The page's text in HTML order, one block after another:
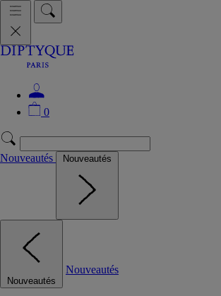
0
Nouveautés Nouveautés
Nouveautés
Nouveautés